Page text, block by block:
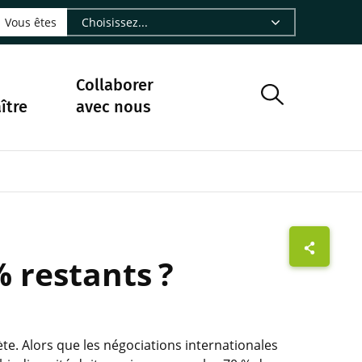
- CIRAD
Facebook - CIRAD
sur Instagram - CIRAD
sur Youtube - CIRAD
suivre sur Bluesky - CIRAD
le vivant, le podcast du Cirad - CIRAD
Nous contacter par courriel - CIRAD
page Flux RSS - CIRAD
Vous êtes
Collaborer
avec nous
restants ?
Alors que les négociations internationales